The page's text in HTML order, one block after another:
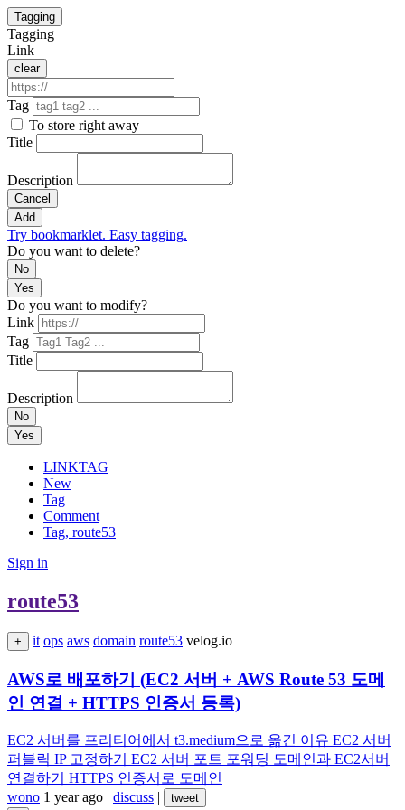
Tagging
Tagging
Link
clear
Tag
To store right away
Title
Description
Cancel
Add
Try bookmarklet. Easy tagging.
Do you want to delete?
No
Yes
Do you want to modify?
Link
Tag
Title
Description
No
Yes
LINKTAG
New
Tag
Comment
Tag, route53
Sign in
route53
+ it ops aws domain route53 velog.io
AWS로 배포하기 (EC2 서버 + AWS Route 53 도메
인 연결 + HTTPS 인증서 등록)
EC2 서버를 프리티어에서 t3.medium으로 옮긴 이유 EC2 서버
퍼블릭 IP 고정하기 EC2 서버 포트 포워딩 도메인과 EC2서버
연결하기 HTTPS 인증서로 도메인
wono 1 year ago | discuss | tweet